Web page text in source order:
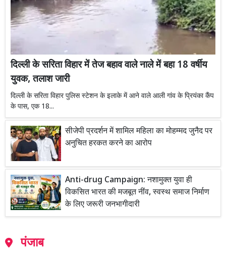
दिल्ली के सरिता विहार में तेज बहाव वाले नाले में बहा 18 वर्षीय
युवक, तलाश जारी
दिल्ली के सरिता विहार पुलिस स्टेशन के इलाके में आने वाले आली गांव के प्रियंका कैंप
के पास, एक 18...
सीजेपी प्रदर्शन में शामिल महिला का मोहम्मद जुनैद पर
अनुचित हरकत करने का आरोप
Anti-drug Campaign: नशामुक्त युवा ही
विकसित भारत की मजबूत नींव, स्वस्थ समाज निर्माण
के लिए जरूरी जनभागीदारी
पंजाब